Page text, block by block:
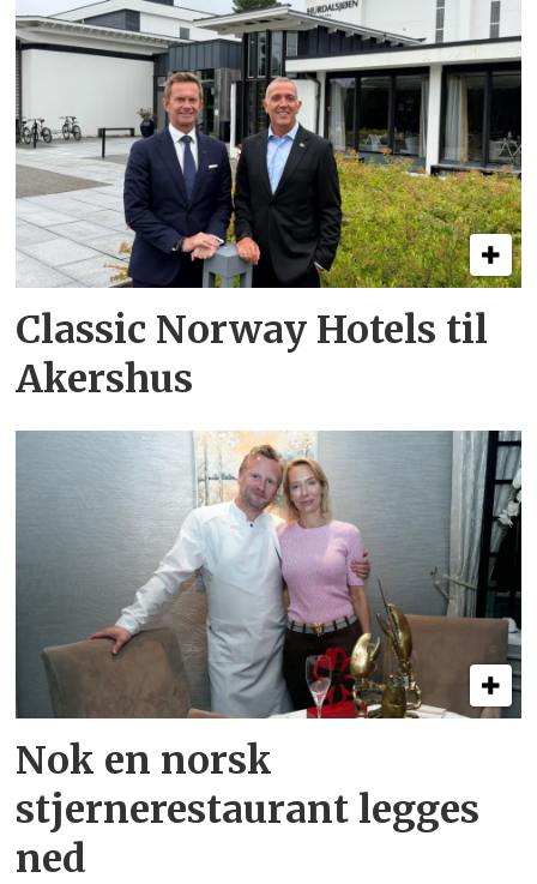
Classic Norway Hotels til
Akershus
Nok en norsk
stjernerestaurant legges
ned